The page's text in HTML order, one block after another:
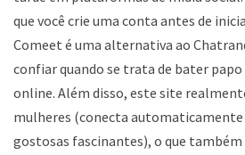
que você crie uma conta antes de
Comeet é uma alternativa ao
confiar quando se trata de bater
online. Além disso, este site
mulheres (conecta
gostosas fascinantes), o que